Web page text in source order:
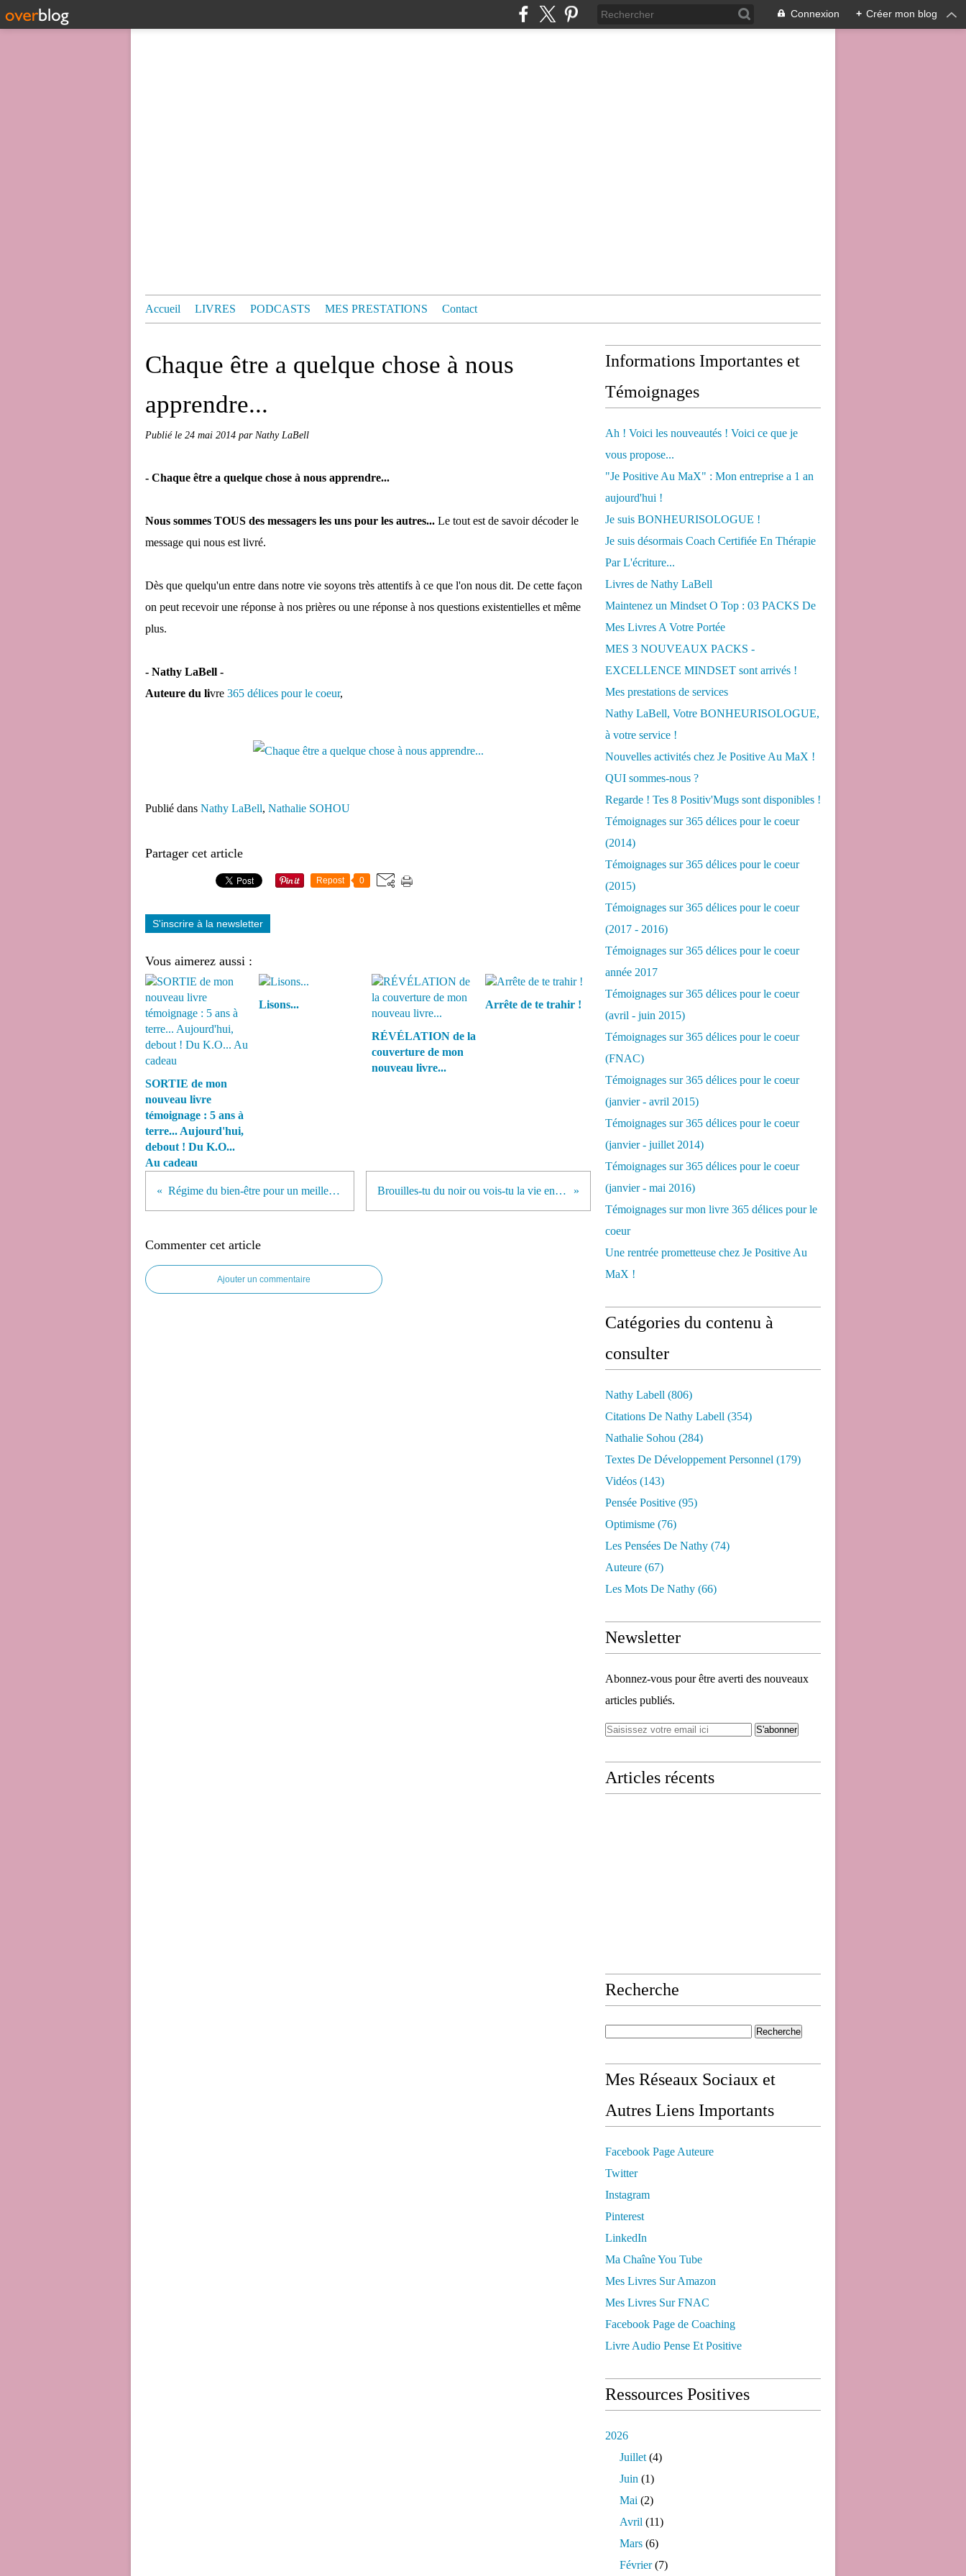
Connexion + Créer mon blog
Accueil LIVRES PODCASTS MES PRESTATIONS Contact
Chaque être a quelque chose à nous
apprendre...
Publié le 24 mai 2014 par Nathy LaBell
- Chaque être a quelque chose à nous apprendre...
Nous sommes TOUS des messagers les uns pour les autres... Le tout est de savoir décoder le
message qui nous est livré.
Dès que quelqu'un entre dans notre vie soyons très attentifs à ce que l'on nous dit. De cette façon
on peut recevoir une réponse à nos prières ou une réponse à nos questions existentielles et même
plus.
- Nathy LaBell -
Auteure du livre 365 délices pour le coeur,
Publié dans Nathy LaBell, Nathalie SOHOU
Partager cet article
Repost 0
S'inscrire à la newsletter
Vous aimerez aussi :
SORTIE de mon
nouveau livre
témoignage : 5 ans à
terre... Aujourd'hui,
debout ! Du K.O...
Au cadeau
Lisons...
RÉVÉLATION de la
couverture de mon
nouveau livre...
Arrête de te trahir !
Régime du bien-être pour un meilleur être... Brouilles-tu du noir ou vois-tu la vie en rose ?...
Commenter cet article
Ajouter un commentaire
Informations Importantes et
Témoignages
Ah ! Voici les nouveautés ! Voici ce que je
vous propose...
"Je Positive Au MaX" : Mon entreprise a 1 an
aujourd'hui !
Je suis BONHEURISOLOGUE !
Je suis désormais Coach Certifiée En Thérapie
Par L'écriture...
Livres de Nathy LaBell
Maintenez un Mindset O Top : 03 PACKS De
Mes Livres A Votre Portée
MES 3 NOUVEAUX PACKS -
EXCELLENCE MINDSET sont arrivés !
Mes prestations de services
Nathy LaBell, Votre BONHEURISOLOGUE,
à votre service !
Nouvelles activités chez Je Positive Au MaX !
QUI sommes-nous ?
Regarde ! Tes 8 Positiv'Mugs sont disponibles !
Témoignages sur 365 délices pour le coeur
(2014)
Témoignages sur 365 délices pour le coeur
(2015)
Témoignages sur 365 délices pour le coeur
(2017 - 2016)
Témoignages sur 365 délices pour le coeur
année 2017
Témoignages sur 365 délices pour le coeur
(avril - juin 2015)
Témoignages sur 365 délices pour le coeur
(FNAC)
Témoignages sur 365 délices pour le coeur
(janvier - avril 2015)
Témoignages sur 365 délices pour le coeur
(janvier - juillet 2014)
Témoignages sur 365 délices pour le coeur
(janvier - mai 2016)
Témoignages sur mon livre 365 délices pour le
coeur
Une rentrée prometteuse chez Je Positive Au
MaX !
Catégories du contenu à
consulter
Nathy Labell (806)
Citations De Nathy Labell (354)
Nathalie Sohou (284)
Textes De Développement Personnel (179)
Vidéos (143)
Pensée Positive (95)
Optimisme (76)
Les Pensées De Nathy (74)
Auteure (67)
Les Mots De Nathy (66)
Newsletter
Abonnez-vous pour être averti des nouveaux
articles publiés.
Articles récents
Recherche
Mes Réseaux Sociaux et
Autres Liens Importants
Facebook Page Auteure
Twitter
Instagram
Pinterest
LinkedIn
Ma Chaîne You Tube
Mes Livres Sur Amazon
Mes Livres Sur FNAC
Facebook Page de Coaching
Livre Audio Pense Et Positive
Ressources Positives
2026
Juillet (4)
Juin (1)
Mai (2)
Avril (11)
Mars (6)
Février(7)